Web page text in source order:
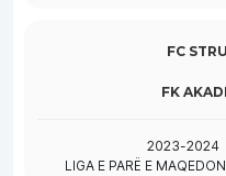
FC
FK
2023-2024
LIGA E PARË E